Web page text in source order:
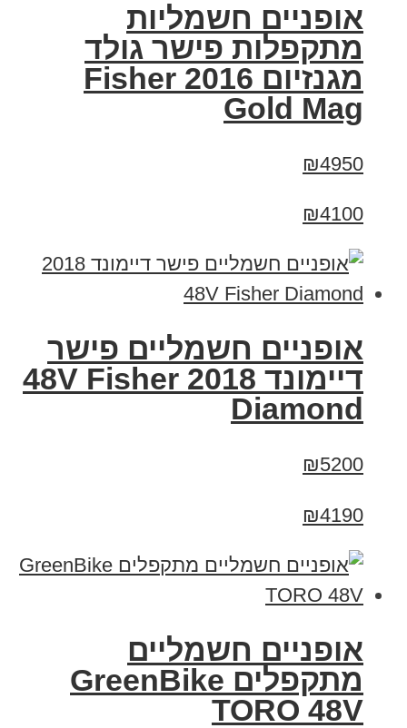
אופניים חשמליות
מתקפלות פישר גולד
מגנזיום 2016 Fisher
Gold Mag
₪4950
₪4100
אופניים חשמליים פישר
דיימונד 2018 48V Fisher
Diamond
₪5200
₪4190
אופניים חשמליים
מתקפלים GreenBike
TORO 48V